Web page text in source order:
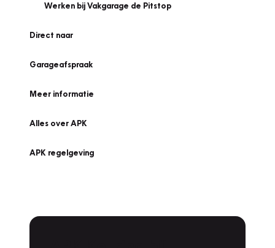
Werken bij Vakgarage de Pitstop
Direct naar
Garageafspraak
Meer informatie
Alles over APK
APK regelgeving